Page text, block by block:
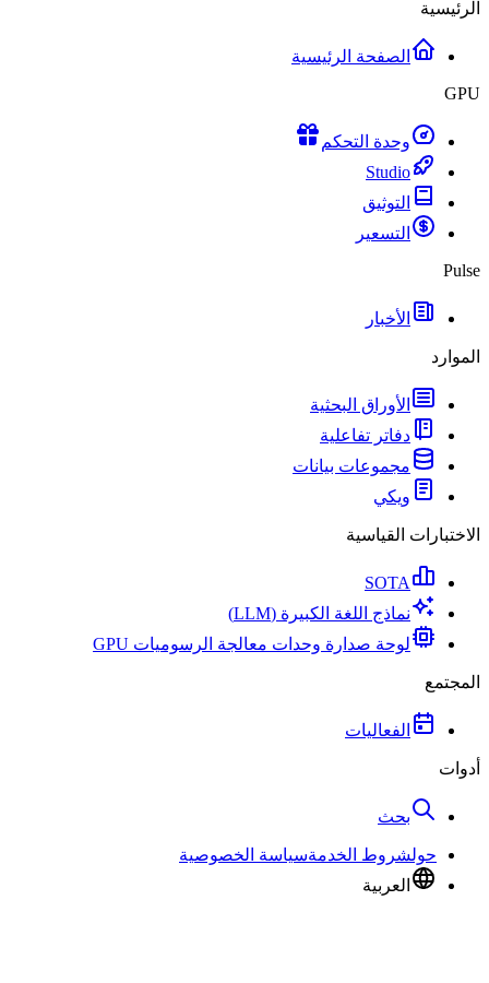
الرئيسية
الصفحة الرئيسية
GPU
وحدة التحكم
Studio
التوثيق
التسعير
Pulse
الأخبار
الموارد
الأوراق البحثية
دفاتر تفاعلية
مجموعات بيانات
ويكي
الاختبارات القياسية
SOTA
نماذج اللغة الكبيرة (LLM)
لوحة صدارة وحدات معالجة الرسوميات GPU
المجتمع
الفعاليات
أدوات
بحث
حولشروط الخدمةسياسة الخصوصية
العربية